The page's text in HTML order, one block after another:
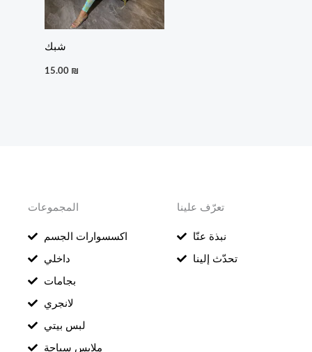
شبك
15.00 ₪
المجموعات
اكسسوارات الجسم
داخلي
بجامات
لانجري
لبس بيتي
ملابس سباحة
تعرّف علينا
نبذة عنّا
تحدّث إلينا